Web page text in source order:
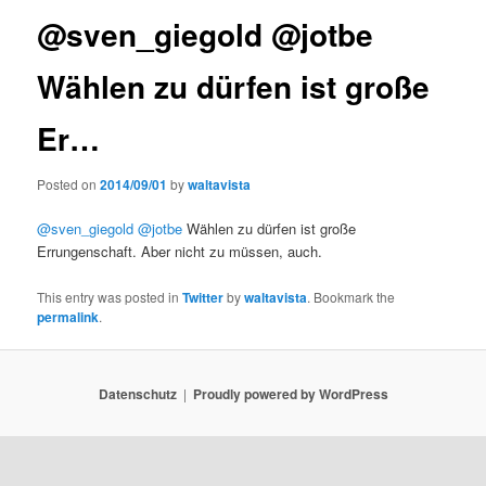
@sven_giegold @jotbe
Wählen zu dürfen ist große
Er…
Posted on2014/09/01 bywaltavista
@sven_giegold @jotbe Wählen zu dürfen ist große
Errungenschaft. Aber nicht zu müssen, auch.
This entry was posted inTwitterbywaltavista. Bookmark the
permalink.
Datenschutz Proudly powered by WordPress